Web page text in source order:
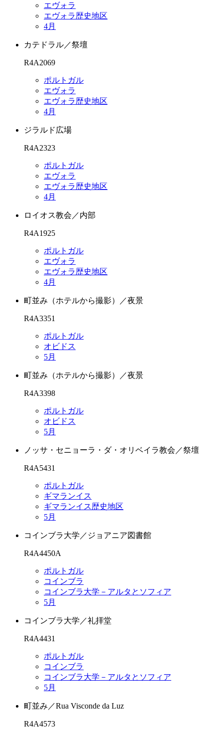
エヴォラ
エヴォラ歴史地区
4月
カテドラル／祭壇
R4A2069
ポルトガル
エヴォラ
エヴォラ歴史地区
4月
ジラルド広場
R4A2323
ポルトガル
エヴォラ
エヴォラ歴史地区
4月
ロイオス教会／内部
R4A1925
ポルトガル
エヴォラ
エヴォラ歴史地区
4月
町並み（ホテルから撮影）／夜景
R4A3351
ポルトガル
オビドス
5月
町並み（ホテルから撮影）／夜景
R4A3398
ポルトガル
オビドス
5月
ノッサ・セニョーラ・ダ・オリベイラ教会／祭壇
R4A5431
ポルトガル
ギマランイス
ギマランイス歴史地区
5月
コインブラ大学／ジョアニア図書館
R4A4450A
ポルトガル
コインブラ
コインブラ大学－アルタとソフィア
5月
コインブラ大学／礼拝堂
R4A4431
ポルトガル
コインブラ
コインブラ大学－アルタとソフィア
5月
町並み／Rua Visconde da Luz
R4A4573